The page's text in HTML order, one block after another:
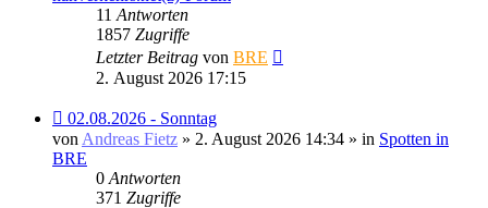
11 Antworten
1857 Zugriffe
Letzter Beitrag von BRE
2. August 2026 17:15
Neuer
Beitrag
02.08.2026 - Sonntag
von Andreas Fietz » 2. August 2026 14:34 » in Spotten in
BRE
0 Antworten
371 Zugriffe